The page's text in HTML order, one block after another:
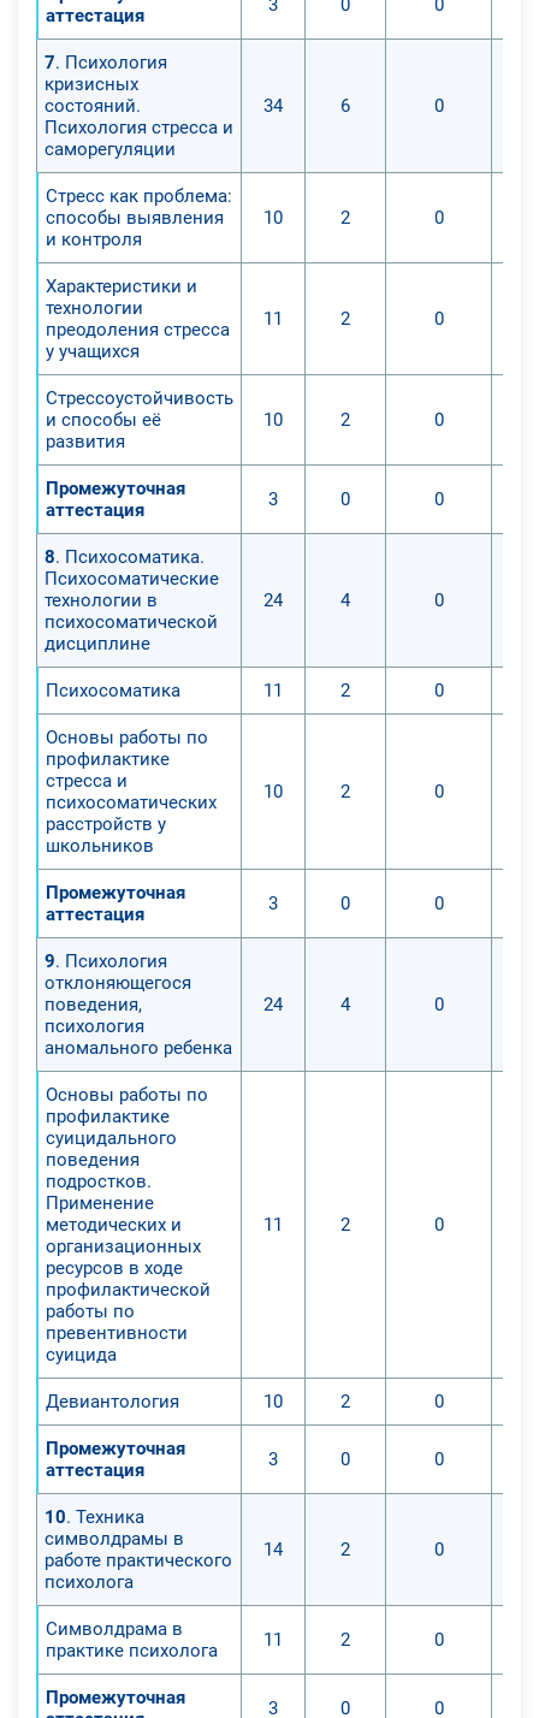
аттестация
3 0 0
7. Психология
кризисных
состояний.
Психология стресса и
саморегуляции
34 6 0
Стресс как проблема:
способы выявления
и контроля
10 2 0
Характеристики и
технологии
преодоления стресса
у учащихся
11 2 0
Стрессоустойчивость
и способы её
развития
10 2 0
Промежуточная
аттестация
3 0 0
8. Психосоматика.
Психосоматические
технологии в
психосоматической
дисциплине
24 4 0
Психосоматика 11 2 0
Основы работы по
профилактике
стресса и
психосоматических
расстройств у
школьников
10 2 0
Промежуточная
аттестация
3 0 0
9. Психология
отклоняющегося
поведения,
психология
аномального ребенка
24 4 0
Основы работы по
профилактике
суицидального
поведения
подростков.
Применение
методических и
организационных
ресурсов в ходе
профилактической
работы по
превентивности
суицида
11 2 0
Девиантология 10 2 0
Промежуточная
аттестация
3 0 0
10. Техника
символдрамы в
работе практического
психолога
14 2 0
Символдрама в
практике психолога
11 2 0
Промежуточная
3 0 0